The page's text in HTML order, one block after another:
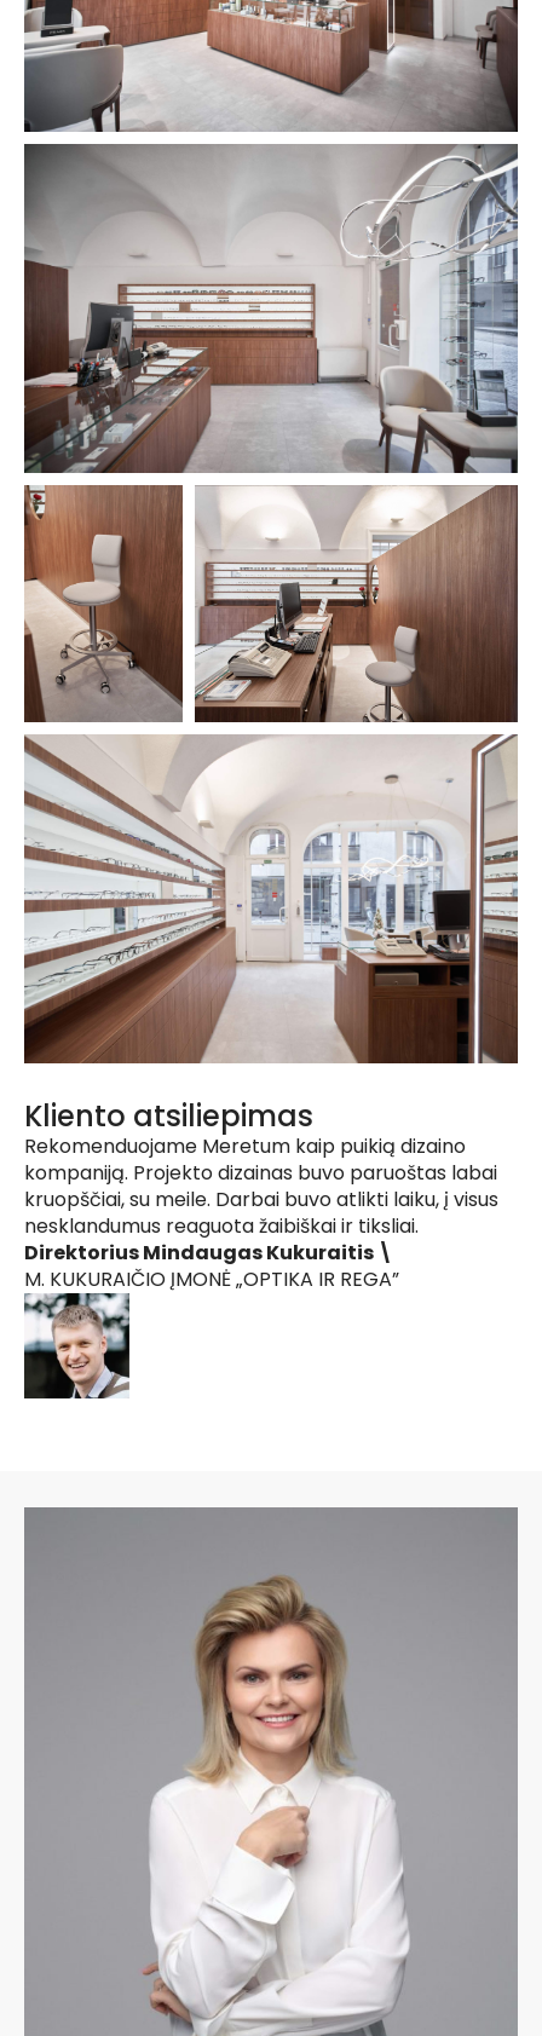
Kliento atsiliepimas
Rekomenduojame Meretum kaip puikią dizaino
kompaniją. Projekto dizainas buvo paruoštas labai
kruopščiai, su meile. Darbai buvo atlikti laiku, į visus
nesklandumus reaguota žaibiškai ir tiksliai.
Direktorius Mindaugas Kukuraitis \
M. KUKURAIČIO ĮMONĖ „OPTIKA IR REGA”